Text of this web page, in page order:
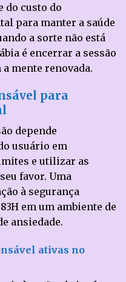
do custo do
para manter a saúde
a sorte não está
é encerrar a sessão
mente renovada.
para
depende
usuário em
e utilizar as
favor. Uma
à segurança
em um ambiente de
ansiedade.
ativas no